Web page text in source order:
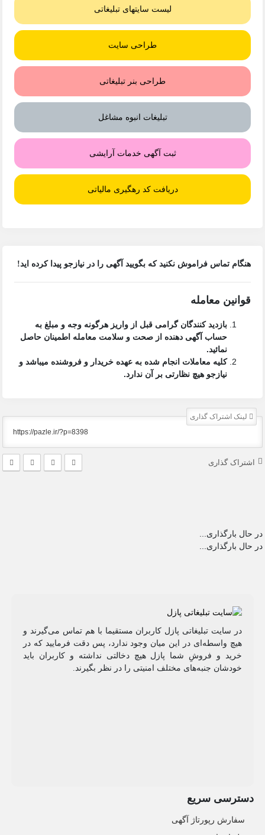
لیست سایتهای تبلیغاتی
طراحی سایت
طراحی بنر تبلیغاتی
تبلیغات انبوه مشاغل
ثبت آگهی خدمات آرایشی
دریافت کد رهگیری مالیاتی
هنگام تماس فراموش نکنید که بگویید آگهی را درنیازجوپیدا کرده اید!
قوانین معامله
بازدید کنندگان گرامی قبل از واریز هرگونه وجه و مبلغ به
حساب آگهی دهنده از صحت و سلامت معامله اطمینان حاصل
نمائید.
کلیه معاملات انجام شده به عهده خریدار و فروشنده میباشد و
نیازجو هیچ نظارتی بر آن ندارد.
لینک اشتراک گذاری
اشتراک گذاری
در حال بارگذاری...
در حال بارگذاری...
در سایت تبلیغاتی پازل کاربران مستقیما با هم تماس می‌گیرند و
هیچ واسطه‌ای در این میان وجود ندارد، پس دقت فرمایید که در
خرید و فروشِ شما پازل هیچ دخالتی نداشته و کاربران باید
خودشان جنبه‌های مختلف امنیتی را در نظر بگیرند.
دسترسی سریع
سفارش رپورتاژ آگهی